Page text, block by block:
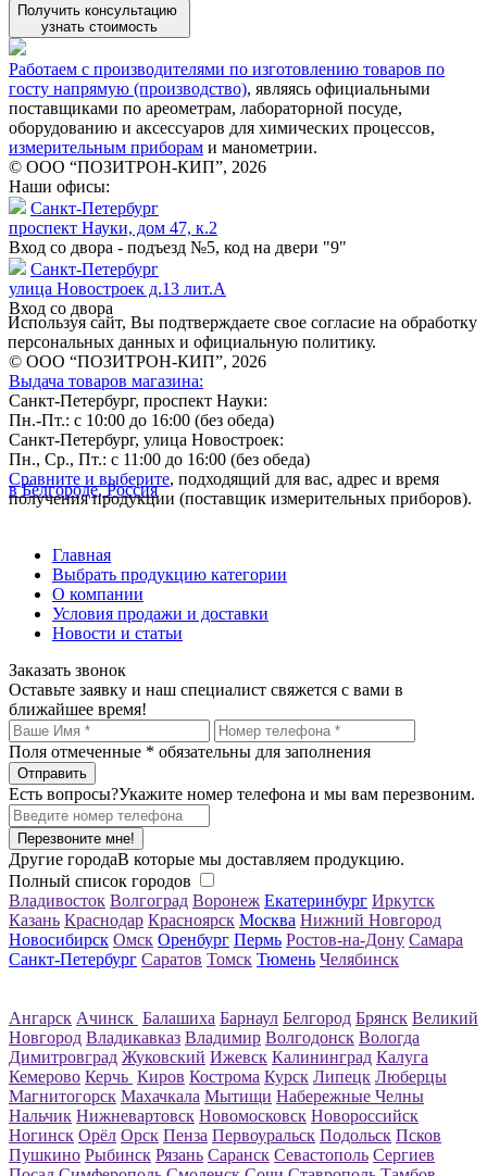
Получить консультацию
узнать стоимость
Работаем с производителями по изготовлению товаров по
госту напрямую (производство), являясь официальными
поставщиками по ареометрам, лабораторной посуде,
оборудованию и аксессуаров для химических процессов,
измерительным приборам и манометрии.
© ООО “ПОЗИТРОН-КИП”, 2026
Наши офисы:
Санкт-Петербург
проспект Науки, дом 47, к.2
Вход со двора - подъезд №5, код на двери "9"
Санкт-Петербург
улица Новостроек д.13 лит.А
Вход со двора
Используя сайт, Вы подтверждаете свое согласие на обработку
персональных данных и официальную политику.
© ООО “ПОЗИТРОН-КИП”, 2026
Выдача товаров магазина:
Санкт-Петербург, проспект Науки:
Пн.-Пт.: с 10:00 до 16:00 (без обеда)
Санкт-Петербург, улица Новостроек:
Пн., Ср., Пт.: с 11:00 до 16:00 (без обеда)
Сравните и выберите, подходящий для вас, адрес и время
получения продукции (поставщик измерительных приборов).
в Белгороде, Россия
Главная
Выбрать продукцию категории
О компании
Условия продажи и доставки
Новости и статьи
Заказать звонок
Оставьте заявку и наш специалист свяжется с вами в
ближайшее время!
Поля отмеченные * обязательны для заполнения
Есть вопросы?Укажите номер телефона и мы вам перезвоним.
Перезвоните мне!
Другие городаВ которые мы доставляем продукцию.
Полный список городов
Владивосток Волгоград Воронеж Екатеринбург Иркутск
Казань Краснодар Красноярск Москва Нижний Новгород
Новосибирск Омск Оренбург Пермь Ростов-на-Дону Самара
Санкт-Петербург Саратов Томск Тюмень Челябинск
Ангарск Ачинск Балашиха Барнаул Белгород Брянск Великий
Новгород Владикавказ Владимир Волгодонск Вологда
Димитровград Жуковский Ижевск Калининград Калуга
Кемерово Керчь Киров Кострома Курск Липецк Люберцы
Магнитогорск Махачкала Мытищи Набережные Челны
Нальчик Нижневартовск Новомосковск Новороссийск
Ногинск Орёл Орск Пенза Первоуральск Подольск Псков
Пушкино Рыбинск Рязань Саранск Севастополь Сергиев